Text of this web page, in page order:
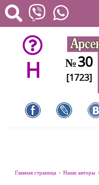
H №30
[1723]
Главная страница Наши авторы